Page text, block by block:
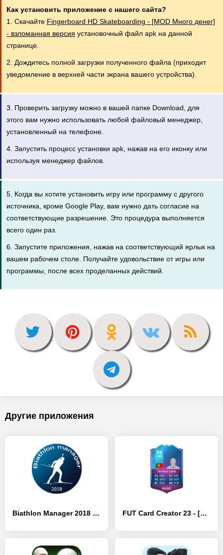
Как установить приложение с нашего сайта?
1. Скачайте Fingerboard HD Skateboarding - [MOD Много денег]
- взломанная версия установочный файл apk на данной
странице.
2. Дождитесь полной загрузки полученного файла (приходит
уведомление в верхней части экрана вашего устройства).
3. Проверить загрузку можно в вашей папке Download, для
этого вам нужно использовать любой файловый менеджер,
установленный на телефоне.
4. Запустить процесс установки apk, нажав на его иконку или
используя менеджер файлов.
5. Когда вы хотите установить игру или программу с другого
источника, кроме Google Play, вам нужно дать согласие на
соответствующие разрешение. Это процедура выполняется
всего один раз.
6. Запустите приложения, нажав на соответствующий ярлык на
вашем рабочем столе. Получайте удовольствие от игры или
программы, после всех проделанных действий.
Другие приложения
Biathlon Manager 2018 - [MOD Много денег] FUT Card Creator 23 - [MOD Много монет]